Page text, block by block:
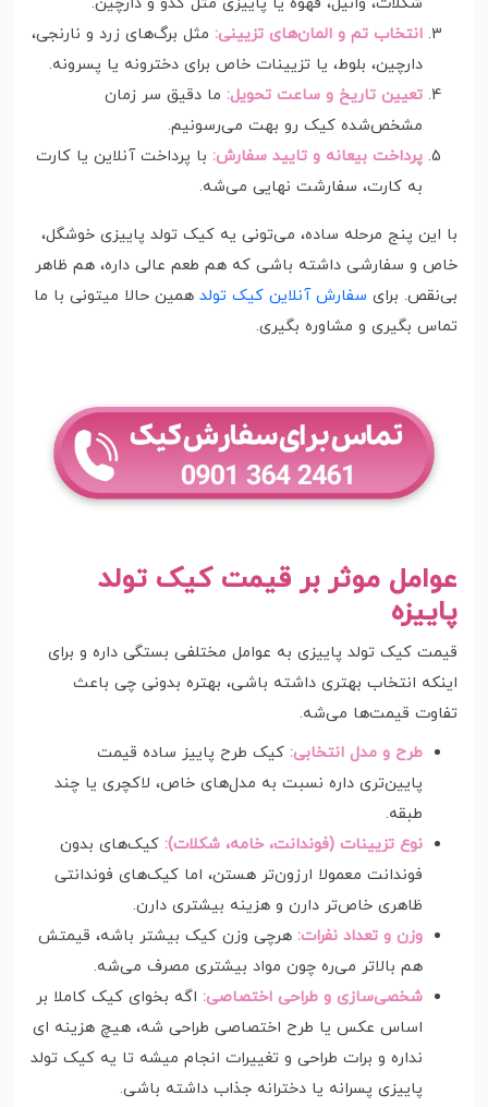
انتخاب تم و المان‌های تزیینی: مثل برگ‌های زرد و نارنجی،
دارچین، بلوط، یا تزیینات خاص برای دخترونه یا پسرونه.
تعیین تاریخ و ساعت تحویل: ما دقیق سر زمان
مشخص‌شده کیک رو بهت می‌رسونیم.
پرداخت بیعانه و تایید سفارش: با پرداخت آنلاین یا کارت
به کارت، سفارشت نهایی می‌شه.
با این پنج مرحله ساده، می‌تونی یه کیک تولد پاییزی خوشگل،
خاص و سفارشی داشته باشی که هم طعم عالی داره، هم ظاهر
بی‌نقص. برای سفارش آنلاین کیک تولد همین حالا میتونی با ما
تماس بگیری و مشاوره بگیری.
عوامل موثر بر قیمت کیک تولد
پاییزه
قیمت کیک تولد پاییزی به عوامل مختلفی بستگی داره و برای
اینکه انتخاب بهتری داشته باشی، بهتره بدونی چی باعث
تفاوت قیمت‌ها می‌شه.
طرح و مدل انتخابی: کیک طرح پاییز ساده قیمت
پایین‌تری داره نسبت به مدل‌های خاص، لاکچری یا چند
طبقه.
نوع تزیینات (فوندانت، خامه، شکلات): کیک‌های بدون
فوندانت معمولا ارزون‌تر هستن، اما کیک‌های فوندانتی
ظاهری خاص‌تر دارن و هزینه بیشتری دارن.
وزن و تعداد نفرات: هرچی وزن کیک بیشتر باشه، قیمتش
هم بالاتر می‌ره چون مواد بیشتری مصرف می‌شه.
شخصی‌سازی و طراحی اختصاصی: اگه بخوای کیک کاملا بر
اساس عکس یا طرح اختصاصی طراحی شه، هیچ هزینه ای
نداره و برات طراحی و تغییرات انجام میشه تا یه کیک تولد
پاییزی پسرانه یا دخترانه جذاب داشته باشی.